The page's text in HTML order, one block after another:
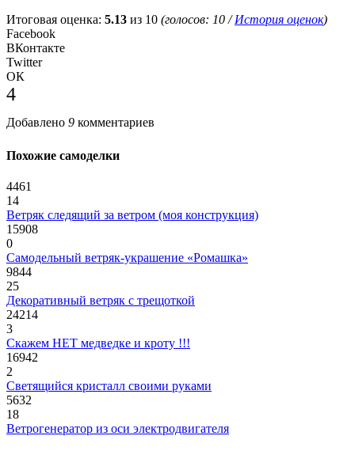
Итоговая оценка: 5.13 из 10 (голосов: 10 /История оценок)
Facebook
ВКонтакте
Twitter
ОК
4
Добавлено 9 комментариев
Похожие самоделки
4461
14
Ветряк следящий за ветром (моя конструкция)
15908
0
Самодельный ветряк-украшение «Ромашка»
9844
25
Декоративный ветряк с трещоткой
24214
3
Скажем НЕТ медведке и кроту !!!
16942
2
Светящийся кристалл своими руками
5632
18
Ветрогенератор из оси электродвигателя